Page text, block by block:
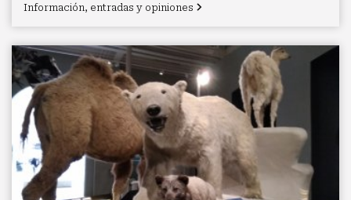
Información, entradas y opiniones